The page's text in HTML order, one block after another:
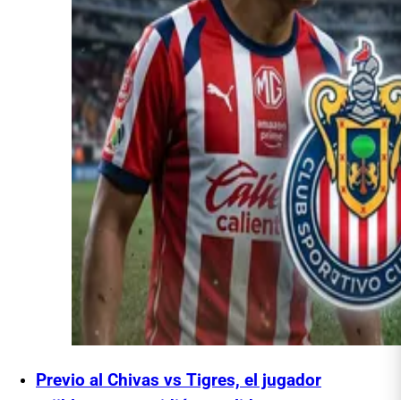
Previo al Chivas vs Tigres, el jugador